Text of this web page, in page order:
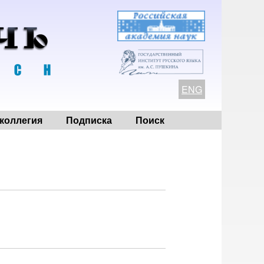
ENG
Подписка Поиск